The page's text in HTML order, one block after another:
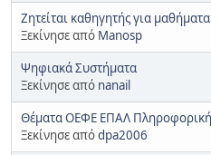
Ζητείται καθηγητής για
Ξεκίνησε από Manosp
Ψηφιακά Συστήματα
Ξεκίνησε από nanail
Θέματα ΟΕΦΕ ΕΠΑΛ
Ξεκίνησε απόdpa2006